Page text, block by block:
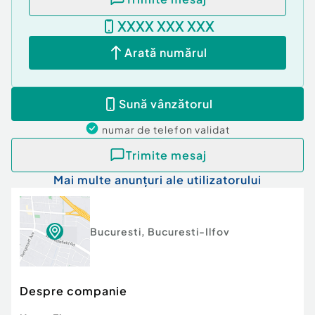
Posibilitate parcare: Da
Nr. locuri parcare:20+
XXXX XXX XXX
Arată numărul
Sună vânzătorul
numar de telefon validat
Trimite mesaj
Mai multe anunțuri ale utilizatorului
Bucuresti, Bucuresti-Ilfov
Despre companie